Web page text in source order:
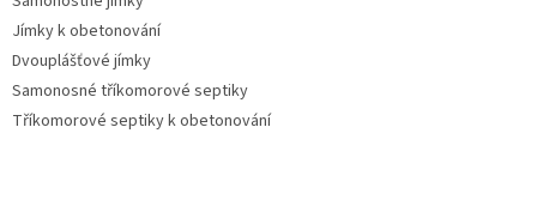
Jímky k obetonování
Dvouplášťové jímky
Samonosné tříkomorové septiky
Tříkomorové septiky k obetonování